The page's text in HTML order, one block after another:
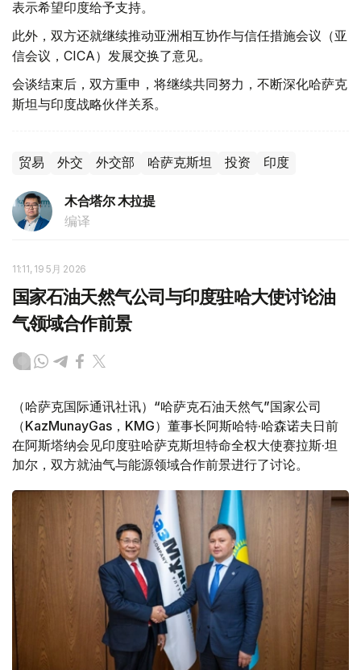
表示希望印度给予支持。
此外，双方还就继续推动亚洲相互协作与信任措施会议（亚
信会议，CICA）发展交换了意见。
会谈结束后，双方重申，将继续共同努力，不断深化哈萨克
斯坦与印度战略伙伴关系。
贸易 外交 外交部 哈萨克斯坦 投资 印度
木合塔尔 木拉提
编译
11:11, 19 5月 2026
国家石油天然气公司与印度驻哈大使讨论油
气领域合作前景
（哈萨克国际通讯社讯）“哈萨克石油天然气”国家公司
（KazMunayGas，KMG）董事长阿斯哈特·哈森诺夫日前
在阿斯塔纳会见印度驻哈萨克斯坦特命全权大使赛拉斯·坦
加尔，双方就油气与能源领域合作前景进行了讨论。